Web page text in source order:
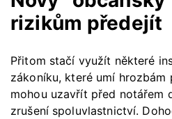
rizikům předejít
Přitom stačí využít některé
zákoníku, které umí hrozbám
mohou uzavřít před notářem
zrušení spoluvlastnictví.